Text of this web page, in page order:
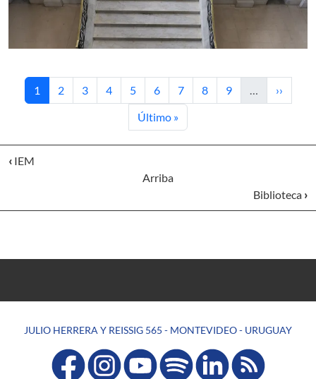
Página actual
1 Página
2 Página
3 Página
4 Página
5 Página
6 Página
7 Página
8 Página
9 …
››
Última página
Último »
‹ IEM
Arriba
Biblioteca ›
JULIO HERRERA Y REISSIG 565 - MONTEVIDEO - URUGUAY